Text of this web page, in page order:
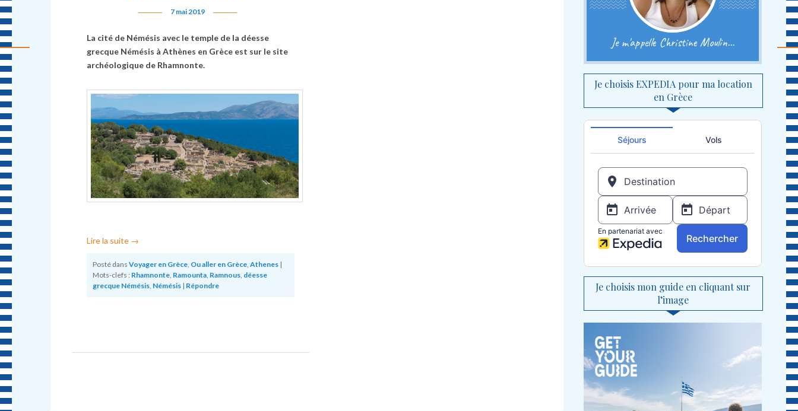
7 mai 2019
La cité de Némésis avec le temple de la déesse
grecque Némésis à Athènes en Grèce est sur le site
archéologique de Rhamnonte.
Lire la suite →
Posté dans Voyager en Grèce, Ou aller en Grèce, Athenes |
Mots-clefs : Rhamnonte, Ramounta, Ramnous, déesse
grecque Némésis, Némésis | Répondre
Je m'appelle Christine Moulin...
Je choisis EXPEDIA pour ma location
en Grèce
Je choisis mon guide en cliquant sur
l’image